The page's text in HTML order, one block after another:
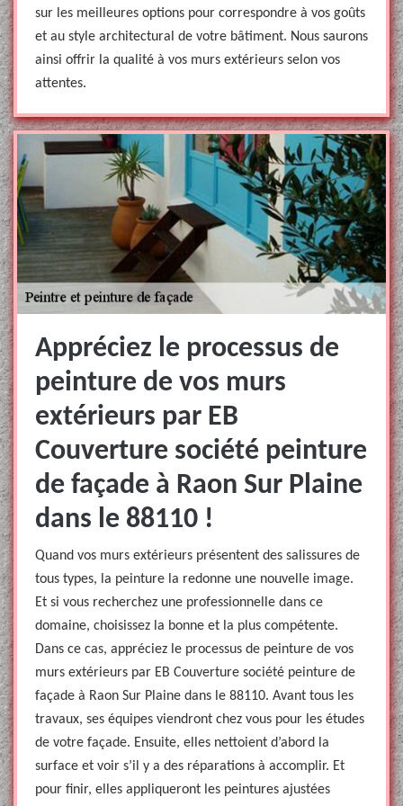
sur les meilleures options pour correspondre à vos goûts
et au style architectural de votre bâtiment. Nous saurons
ainsi offrir la qualité à vos murs extérieurs selon vos
attentes.
Appréciez le processus de
peinture de vos murs
extérieurs par EB
Couverture société peinture
de façade à Raon Sur Plaine
dans le 88110 !
Quand vos murs extérieurs présentent des salissures de
tous types, la peinture la redonne une nouvelle image.
Et si vous recherchez une professionnelle dans ce
domaine, choisissez la bonne et la plus compétente.
Dans ce cas, appréciez le processus de peinture de vos
murs extérieurs par EB Couverture société peinture de
façade à Raon Sur Plaine dans le 88110. Avant tous les
travaux, ses équipes viendront chez vous pour les études
de votre façade. Ensuite, elles nettoient d’abord la
surface et voir s’il y a des réparations à accomplir. Et
pour finir, elles appliqueront les peintures ajustées